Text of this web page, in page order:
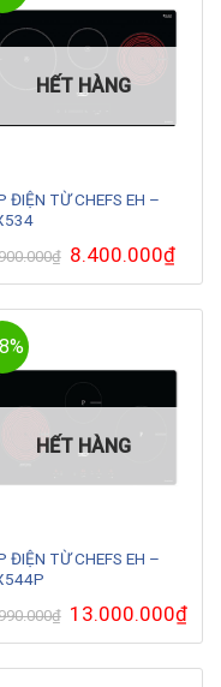
HẾT HÀNG
ĐIỆN TỪ CHEFS EH –
₫ Giá
gốc
là:
8.400.000₫Giá
hiện
tại
HẾT HÀNG
ĐIỆN TỪ CHEFS EH –
₫ Giá
gốc
là:
13.000.000₫Giá
hiện
tại